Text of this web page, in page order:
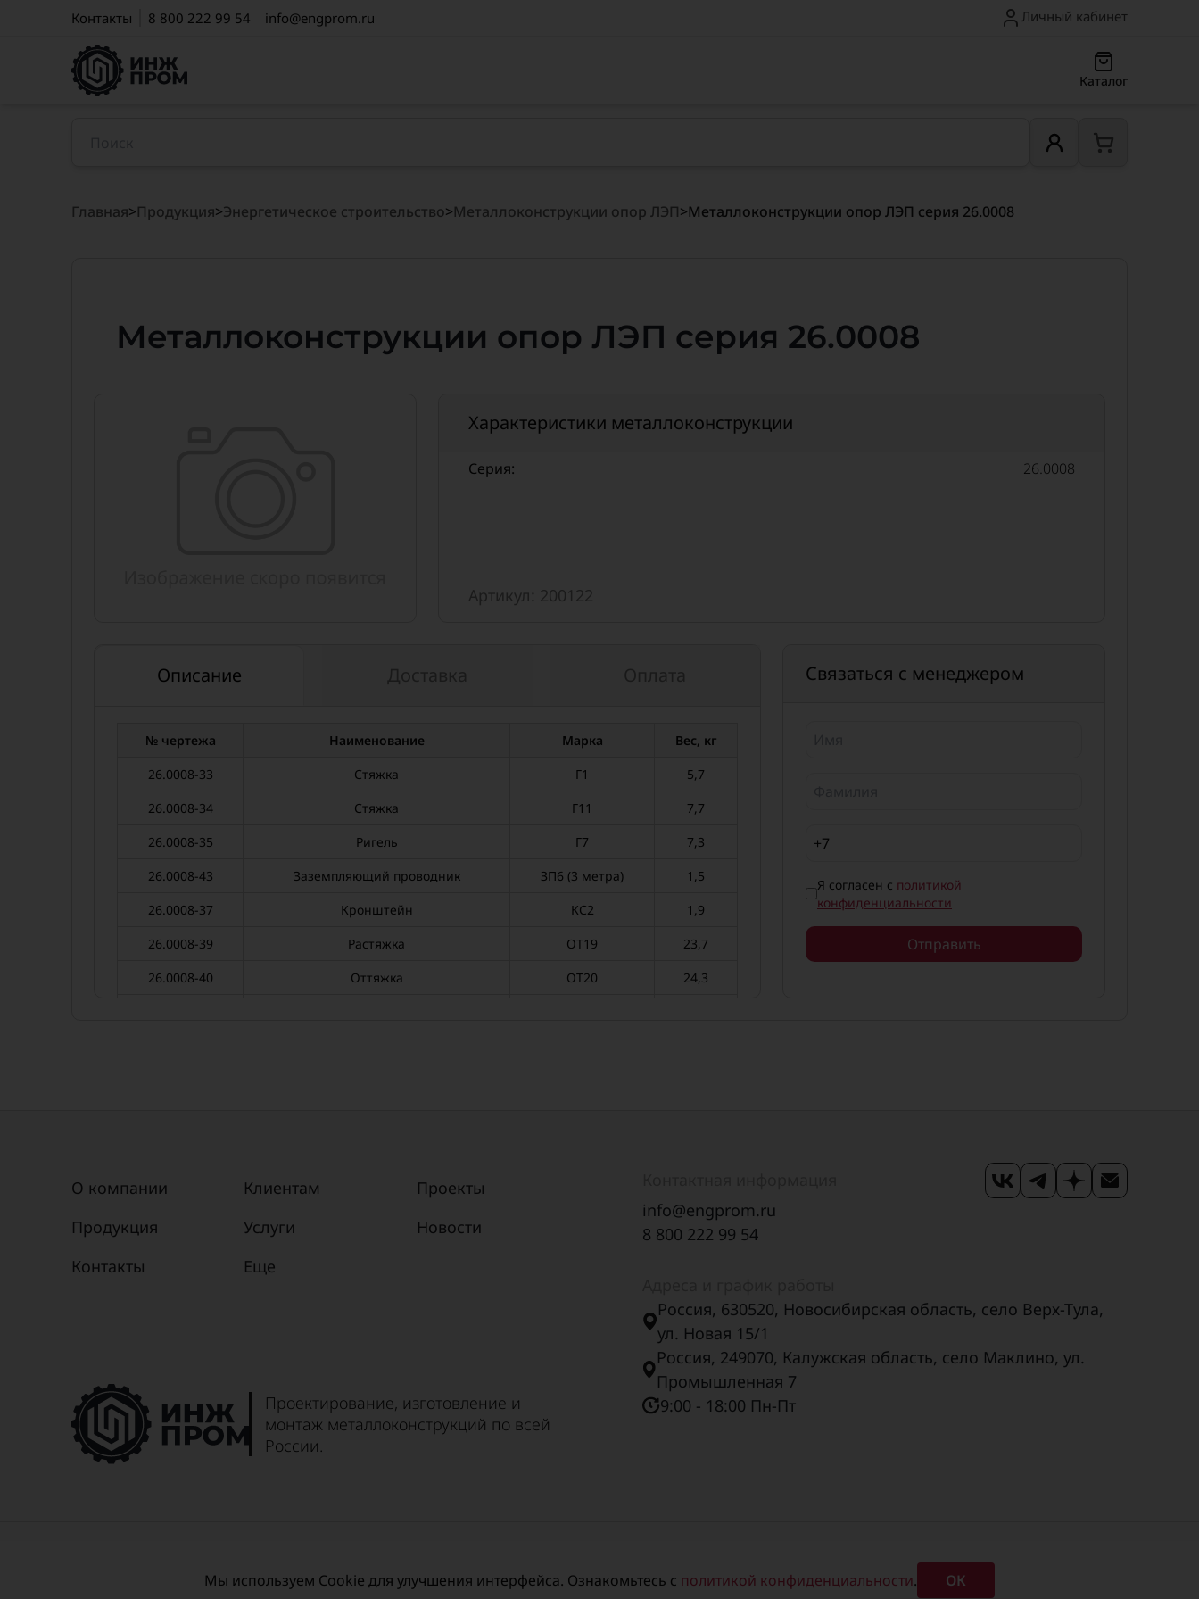
Контакты 8 800 222 99 54 info@engprom.ru Личный кабинет
Каталог
Главная>Продукция>Энергетическое строительство>Металлоконструкции опор ЛЭП>Металлоконструкции опор ЛЭП серия 26.0008
Металлоконструкции опор ЛЭП серия 26.0008
Характеристики металлоконструкции
Серия: 26.0008
Артикул: 200122
Описание
№ чертежа Наименование Марка
Вес, кг
26.0008-33
Стяжка Г1
5,7
26.0008-34
Стяжка Г11
7,7
26.0008-35
Ригель Г7
7,3
26.0008-43
Заземпляющий проводник ЗП6 (3 метра)
1,5
26.0008-37
Кронштейн КС2
1,9
26.0008-39
Растяжка ОТ19
23,7
26.0008-40
Оттяжка ОТ20
24,3
26.0008-42
0,4
Связаться с менеджером
Я согласен с политикой
конфиденциальности
Отправить
О компании Клиентам
Проекты
Продукция
Услуги
Новости
Контакты
Еще
Проектирование, изготовление и
монтаж металлоконструкций по всей
России.
info@engprom.ru
8 800 222 99 54
Россия, 630520, Новосибирская область, село Верх-Тула,
ул. Новая 15/1
Россия, 249070, Калужская область, село Маклино, ул.
Промышленная 7
9:00 - 18:00 Пн-Пт
Политика конфиденциальности
Мы используем Сookie для улучшения интерфейса. Ознакомьтесь с политикой конфиденциальности. ОК